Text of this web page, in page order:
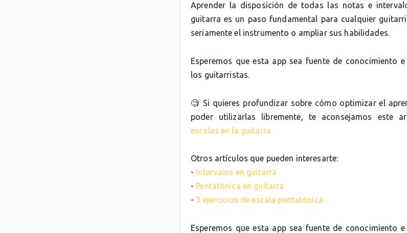
Aprender la disposición de todas las notas e
guitarra es un paso fundamental para cualquier
seriamente el instrumento o ampliar sus habilidades.
Esperemos que esta app sea fuente de conocimiento
los guitarristas.
🧐 Si quieres profundizar sobre cómo optimizar el
poder utilizarlas libremente, te aconsejamos este
escalas en la guitarra
Otros artículos que pueden interesarte:
- Intervalos en guitarra
- Pentatónica en guitarra
- 3 ejercicios de escala pentatónica
Esperemos que esta app sea fuente de conocimiento